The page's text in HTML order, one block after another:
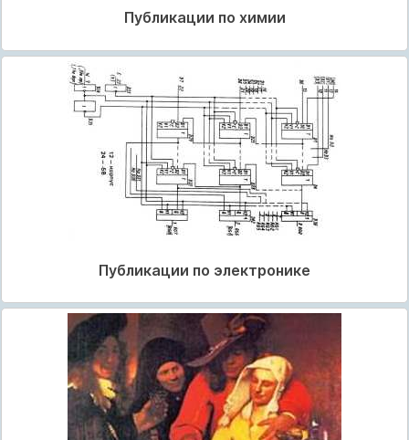
Публикации по химии
Публикации по электронике